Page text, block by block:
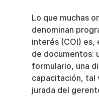
Lo que muchas
denominan
interés (COI) es,
de documentos:
formulario, una
capacitación, tal
jurada del